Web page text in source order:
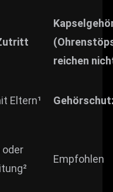
reichen
Eltern¹
oder
Empfohlen